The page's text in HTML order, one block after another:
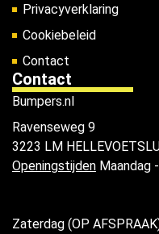
Privacyverklaring
Cookiebeleid
Contact
Contact
Bumpers.nl
Ravenseweg 9
3223 LM
Openingstijden Maandag
Zaterdag (OP